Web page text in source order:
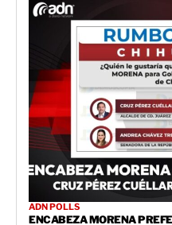
ADN POLLS
ENCABEZA MORENA